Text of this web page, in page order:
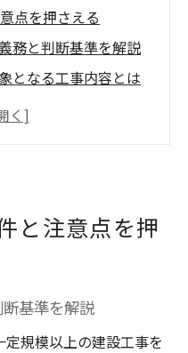
点を押さえる
務と判断基準を解説
となる工事内容とは
入例を解説
書式と記入例の見方
と注意点を押
基準を解説
規模以上の建設工事を